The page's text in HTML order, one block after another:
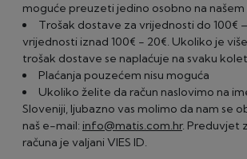
moguće preuzeti jedino osobno na našem
Trošak dostave za vrijednosti do 100€ –
vrijednosti iznad 100€ - 20€. Ukoliko je
trošak dostave se naplaćuje na svaku
Plaćanja pouzećem nisu moguća
Ukoliko želite da račun naslovimo na
Sloveniji, ljubazno vas molimo da nam se
naš e-mail: info@matis.com.hr. Preduvjet
računa je valjani VIES ID.